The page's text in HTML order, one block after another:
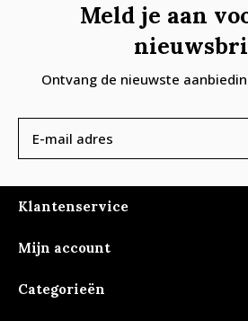
Meld je aan
Ontvang de nieuwste
Klantenservice
Mijn account
Categorieën